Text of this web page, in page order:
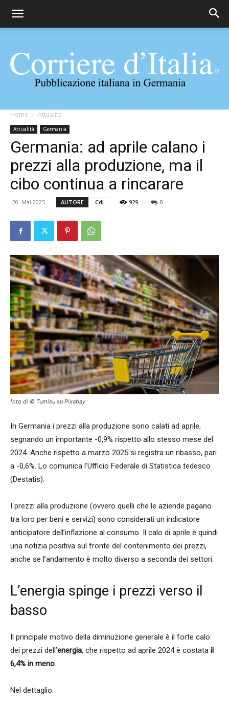
Corriere
d'Italia
Home Attualità
Attualità Germania
Germania: ad aprile calano i
prezzi alla produzione, ma il
cibo continua a rincarare
20. Mai 2025 AUTORE CdI 929 0
foto di © Tumisu su Pixabay
In Germania i prezzi alla produzione sono calati ad aprile,
segnando un importante -0,9% rispetto allo stesso mese del
2024. Anche rispetto a marzo 2025 si registra un ribasso, pari
a -0,6%. Lo comunica l’Ufficio Federale di Statistica tedesco
(Destatis).
I prezzi alla produzione (ovvero quelli che le aziende pagano
tra loro per beni e servizi) sono considerati un indicatore
anticipatore dell’inflazione al consumo. Il calo di aprile è quindi
una notizia positiva sul fronte del contenimento dei prezzi,
anche se l’andamento è molto diverso a seconda dei settori.
L’energia spinge i prezzi verso il
basso
Il principale motivo della diminuzione generale è il forte calo
dei prezzi dell’energia, che rispetto ad aprile 2024 è costata il
6,4% in meno.
Nel dettaglio: